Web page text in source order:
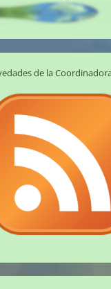
de la